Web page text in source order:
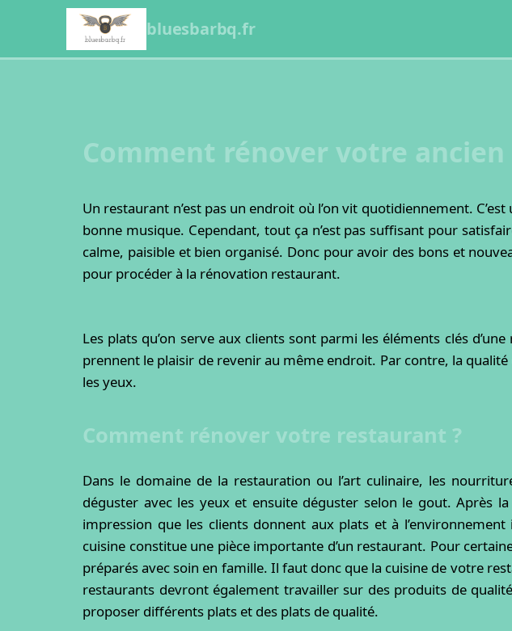
bluesbarbq.fr
Comment rénover votre
Un restaurant n’est pas un endroit où l’on vit quotidiennement.
bonne musique. Cependant, tout ça n’est pas suffisant pour
calme, paisible et bien organisé. Donc pour avoir des bons et
pour procéder à la rénovation restaurant.
Les plats qu’on serve aux clients sont parmi les éléments clés
prennent le plaisir de revenir au même endroit. Par contre, la
les yeux.
Comment rénover votre restaurant ?
Dans le domaine de la restauration ou l’art culinaire, les
déguster avec les yeux et ensuite déguster selon le gout. Après
impression que les clients donnent aux plats et à
cuisine constitue une pièce importante d’un restaurant. Pour
préparés avec soin en famille. Il faut donc que la cuisine de votre
restaurants devront également travailler sur des produits de
proposer différents plats et des plats de qualité.